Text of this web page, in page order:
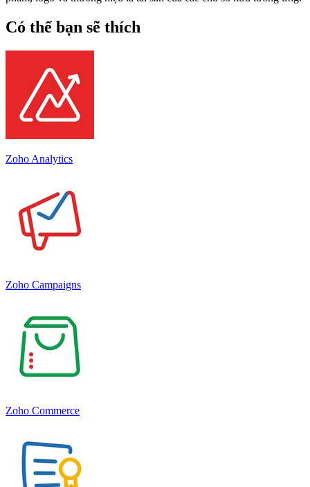
Có thể bạn sẽ thích
Zoho Analytics
Zoho Campaigns
Zoho Commerce